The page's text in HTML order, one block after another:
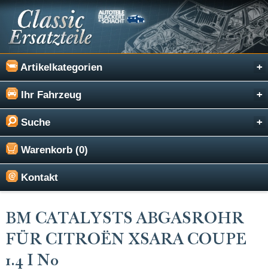
Artikelkategorien
Ihr Fahrzeug
Suche
Warenkorb (0)
Kontakt
BM CATALYSTS ABGASROHR
FÜR CITROËN XSARA COUPE
1.4 I N0